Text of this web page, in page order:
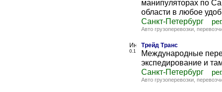
манипуляторах по
области в любое
Санкт-Петербург
Авто грузоперевозки,
0.1
Трейд Транс
Международные
экспедирование и
Санкт-Петербург
Авто грузоперевозки,